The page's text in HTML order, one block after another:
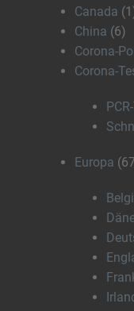
Canada
China (6)
Corona-
Corona-
Europa